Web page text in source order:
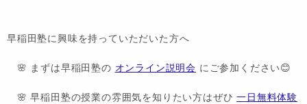
早稲田塾に興味を持っていただいた方へ
🌸 まずは早稲田塾の オンライン説明会 にご参加ください😊
🌸 早稲田塾の授業の雰囲気を知りたい方はぜひ一日無料体験